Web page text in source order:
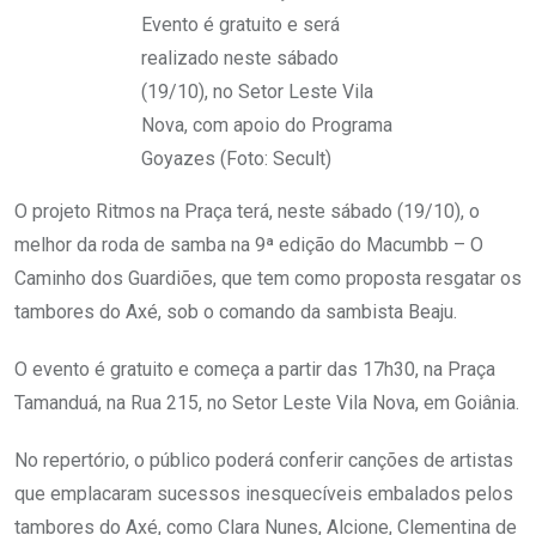
Evento é gratuito e será
realizado neste sábado
(19/10), no Setor Leste Vila
Nova, com apoio do Programa
Goyazes (Foto: Secult)
O projeto Ritmos na Praça terá, neste sábado (19/10), o
melhor da roda de samba na 9ª edição do Macumbb – O
Caminho dos Guardiões, que tem como proposta resgatar os
tambores do Axé, sob o comando da sambista Beaju.
O evento é gratuito e começa a partir das 17h30, na Praça
Tamanduá, na Rua 215, no Setor Leste Vila Nova, em Goiânia.
No repertório, o público poderá conferir canções de artistas
que emplacaram sucessos inesquecíveis embalados pelos
tambores do Axé, como Clara Nunes, Alcione, Clementina de